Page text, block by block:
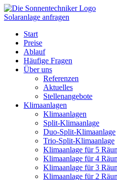
Zum
Inhalt
Solaranlage anfragen
Start
Preise
Ablauf
Häufige Fragen
Über uns
Referenzen
Aktuelles
Stellenangebote
Klimaanlagen
Klimaanlagen
Split-Klimaanlage
Duo-Split-Klimaanlage
Trio-Split-Klimaanlage
Klimaanlage für 5
Klimaanlage für 4
Klimaanlage für 3
Klimaanlage für 2